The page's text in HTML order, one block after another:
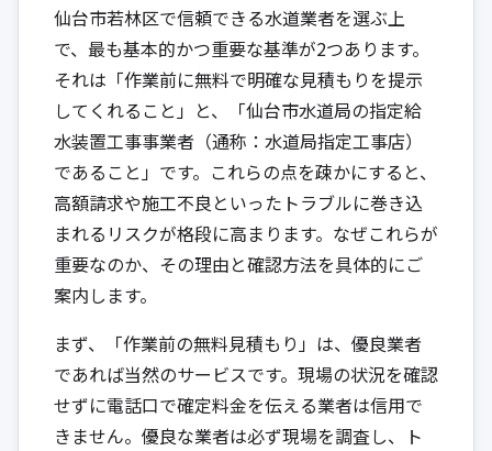
仙台市若林区で信頼できる水道業者を選ぶ上
で、最も基本的かつ重要な基準が2つあります。
それは「作業前に無料で明確な見積もりを提示
してくれること」と、「仙台市水道局の指定給
水装置工事事業者（通称：水道局指定工事店）
であること」です。これらの点を疎かにすると、
高額請求や施工不良といったトラブルに巻き込
まれるリスクが格段に高まります。なぜこれらが
重要なのか、その理由と確認方法を具体的にご
案内します。
まず、「作業前の無料見積もり」は、優良業者
であれば当然のサービスです。現場の状況を確認
せずに電話口で確定料金を伝える業者は信用で
きません。優良な業者は必ず現場を調査し、ト